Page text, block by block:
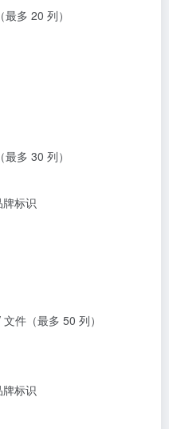
多 20 列）
多 30 列）
标识
件（最多 50 列）
标识